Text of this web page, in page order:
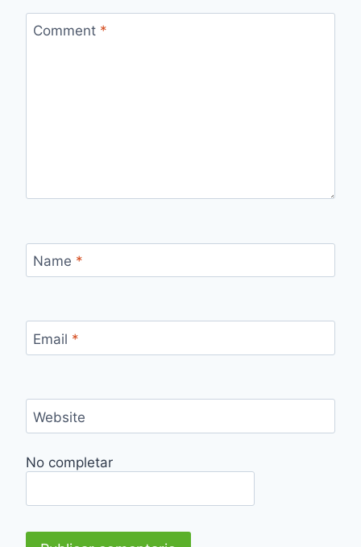
Comment *
Name *
Email *
Website
No completar